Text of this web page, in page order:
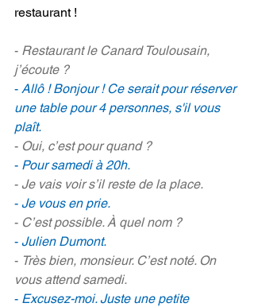
restaurant !
- Restaurant le Canard Toulousain,
j’écoute ?
- Allô ! Bonjour ! Ce serait pour réserver
une table pour 4 personnes, s'il vous
plaît.
- Oui, c’est pour quand ?
- Pour samedi à 20h.
- Je vais voir s’il reste de la place.
- Je vous en prie.
- C’est possible. À quel nom ?
- Julien Dumont.
- Très bien, monsieur. C’est noté. On
vous attend samedi.
- Excusez-moi. Juste une petite